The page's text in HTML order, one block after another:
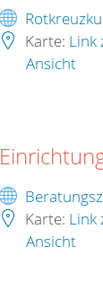
Karte: Link
Ansicht
Karte: Link
Ansicht